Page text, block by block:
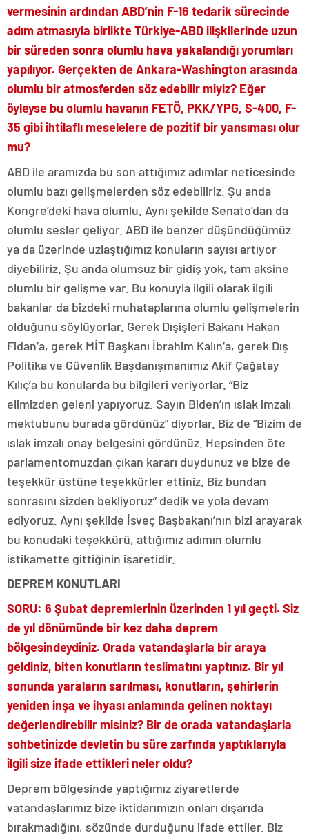
vermesinin ardından ABD’nin F-16 tedarik sürecinde
adım atmasıyla birlikte Türkiye-ABD ilişkilerinde uzun
bir süreden sonra olumlu hava yakalandığı yorumları
yapılıyor. Gerçekten de Ankara-Washington arasında
olumlu bir atmosferden söz edebilir miyiz? Eğer
öyleyse bu olumlu havanın FETÖ, PKK/YPG, S-400, F-
35 gibi ihtilaflı meselelere de pozitif bir yansıması olur
mu?
ABD ile aramızda bu son attığımız adımlar neticesinde
olumlu bazı gelişmelerden söz edebiliriz. Şu anda
Kongre’deki hava olumlu. Aynı şekilde Senato’dan da
olumlu sesler geliyor. ABD ile benzer düşündüğümüz
ya da üzerinde uzlaştığımız konuların sayısı artıyor
diyebiliriz. Şu anda olumsuz bir gidiş yok, tam aksine
olumlu bir gelişme var. Bu konuyla ilgili olarak ilgili
bakanlar da bizdeki muhataplarına olumlu gelişmelerin
olduğunu söylüyorlar. Gerek Dışişleri Bakanı Hakan
Fidan’a, gerek MİT Başkanı İbrahim Kalın’a, gerek Dış
Politika ve Güvenlik Başdanışmanımız Akif Çağatay
Kılıç’a bu konularda bu bilgileri veriyorlar. “Biz
elimizden geleni yapıyoruz. Sayın Biden’ın ıslak imzalı
mektubunu burada gördünüz” diyorlar. Biz de “Bizim de
ıslak imzalı onay belgesini gördünüz. Hepsinden öte
parlamentomuzdan çıkan kararı duydunuz ve bize de
teşekkür üstüne teşekkürler ettiniz. Biz bundan
sonrasını sizden bekliyoruz” dedik ve yola devam
ediyoruz. Aynı şekilde İsveç Başbakanı’nın bizi arayarak
bu konudaki teşekkürü, attığımız adımın olumlu
istikamette gittiğinin işaretidir.
DEPREM KONUTLARI
SORU: 6 Şubat depremlerinin üzerinden 1 yıl geçti. Siz
de yıl dönümünde bir kez daha deprem
bölgesindeydiniz. Orada vatandaşlarla bir araya
geldiniz, biten konutların teslimatını yaptınız. Bir yıl
sonunda yaraların sarılması, konutların, şehirlerin
yeniden inşa ve ihyası anlamında gelinen noktayı
değerlendirebilir misiniz? Bir de orada vatandaşlarla
sohbetinizde devletin bu süre zarfında yaptıklarıyla
ilgili size ifade ettikleri neler oldu?
Deprem bölgesinde yaptığımız ziyaretlerde
vatandaşlarımız bize iktidarımızın onları dışarıda
bırakmadığını, sözünde durduğunu ifade ettiler. Biz